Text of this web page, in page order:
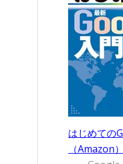
はじめての
（Amazon）